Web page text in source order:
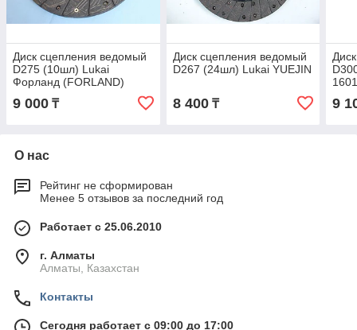
Диск сцепления ведомый
D275 (10шл) Lukai
Форланд (FORLAND)
9 000 ₸
Диск сцепления ведомый
D267 (24шл) Lukai YUEJIN
8 400₸ 9
О нас
Рейтинг не сформирован
Менее 5 отзывов за последний год
Работает с 25.06.2010
г. Алматы
Алматы, Казахстан
Контакты
Сегодня работает с 09:00 до 17:00